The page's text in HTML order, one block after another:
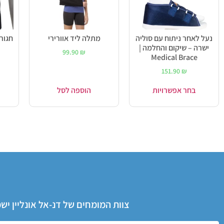
נעל לאחר ניתוח עם סוליה
ישרה – שיקום והחלמה |
Medical Brace
151.90 ₪
בחר אפשרויות
מתלה ליד אוורירי
99.90 ₪
הוספה לסל
צוות המומחים של דנ-אל אונליין